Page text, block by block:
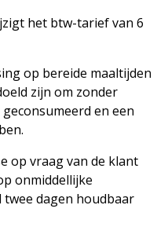
het btw-tarief van 6
op bereide maaltijden
zijn om zonder
en een
op vraag van de klant
onmiddellijke
twee dagen houdbaar